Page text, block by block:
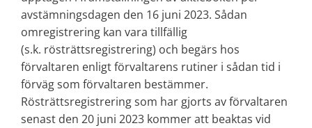
avstämningsdagen den 16 juni 2023. Sådan
omregistrering kan vara tillfällig
(s.k. rösträttsregistrering) och begärs hos
förvaltaren enligt förvaltarens rutiner i sådan tid i
förväg som förvaltaren bestämmer.
Rösträttsregistrering som har gjorts av förvaltaren
senast den 20 juni 2023 kommer att beaktas vid